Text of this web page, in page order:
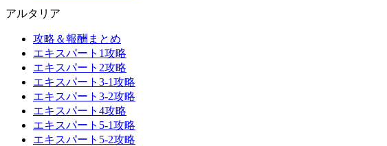
アルタリア
攻略＆報酬まとめ
エキスパート1攻略
エキスパート2攻略
エキスパート3-1攻略
エキスパート3-2攻略
エキスパート4攻略
エキスパート5-1攻略
エキスパート5-2攻略